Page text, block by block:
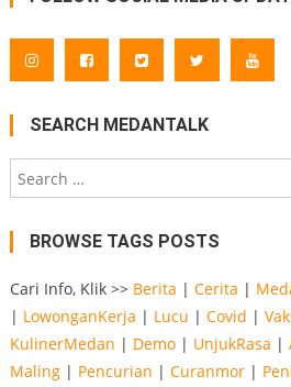
SEARCH MEDANTALK
BROWSE TAGS POSTS
Cari Info, Klik >> Berita | Cerita |
| LowonganKerja | Lucu | Covid |
KulinerMedan | Demo| UnjukRasa |
Maling| Pencurian | Curanmor|